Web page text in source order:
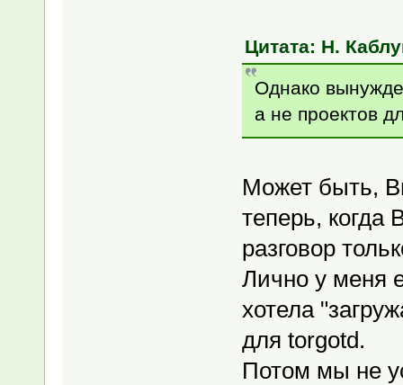
Цитата: Н.
Однако
а не проектов
Может быть,
теперь,
разговор
Лично у меня
хотела
для torgotd.
Потом мы не